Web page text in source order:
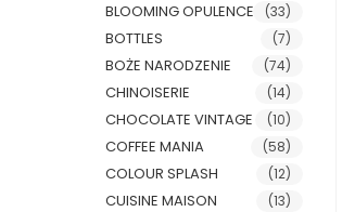
BLOOMING OPULENCE (33)
BOTTLES (7)
BOŻE NARODZENIE (74)
CHINOISERIE (14)
CHOCOLATE VINTAGE (10)
COFFEE MANIA (58)
COLOUR SPLASH (12)
CUISINE MAISON (13)